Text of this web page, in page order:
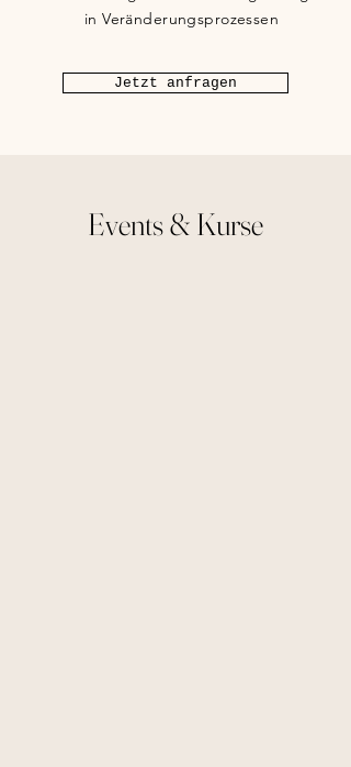
in Veränderungsprozessen
Jetzt anfragen
Events & Kurse